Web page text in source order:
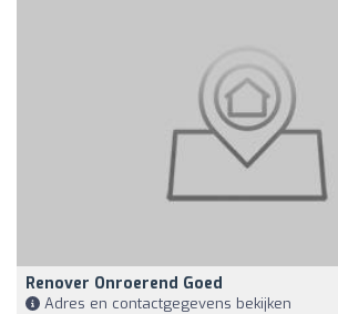
Renover Onroerend Goed
Adres en contactgegevens bekijken